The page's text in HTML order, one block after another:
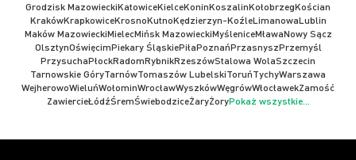
Grodzisk MazowieckiKatowiceKielceKoninKoszalinKołobrzegKościan
KrakówKrapkowiceKrosnoKutnoKędzierzyn-KoźleLimanowaLublin
Maków MazowieckiMielecMińsk MazowieckiMyśleniceMławaNowy Sącz
OlsztynOświęcimPiekary ŚląskiePiłaPoznańPrzasnyszPrzemyśl
PrzysuchaPłockRadomRybnikRzeszówStalowa WolaSzczecin
Tarnowskie GóryTarnówTomaszów LubelskiToruńTychyWarszawa
WejherowoWieluńWołominWrocławWyszkówWęgrówWłocławekZamość
ZawiercieŁódźŚremŚwiebodziceŻaryŻoryPokaż wszystkie...